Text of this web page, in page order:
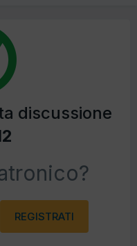
discussione
REGISTRATI